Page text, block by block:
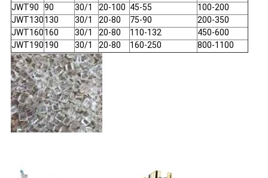
JWT90
90 30/1 20-100 45-55
100-200
JWT130130 30/1 20-80 75-90
200-350
JWT160160 30/1 20-80 110-132
450-600
JWT190190 30/1 20-80 160-250 800-1100